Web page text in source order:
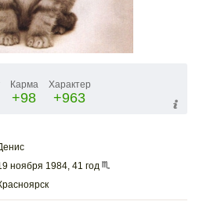
Карма
+98
Характер
+963
ноября 1984, 41 год